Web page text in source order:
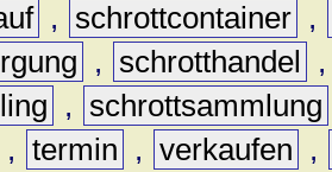
, schrottcontainer ,
, schrotthandel
, schrottsammlung
, termin , verkaufen
,